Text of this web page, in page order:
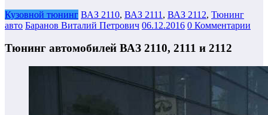
Кузовной тюнинг ВАЗ 2110, ВАЗ 2111 , ВАЗ 2112, Тюнинг
авто Баранов Виталий Петрович 06.12.2016 0 Комментарии
Тюнинг автомобилей ВАЗ 2110, 2111 и 2112